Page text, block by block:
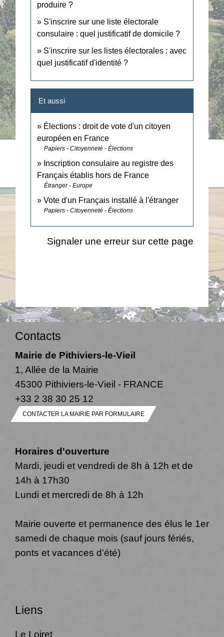
produire ?
S'inscrire sur une liste électorale
consulaire : quel justificatif de domicile ?
S'inscrire sur les listes électorales : avec
quel justificatif d'identité ?
Et aussi
Élections : droit de vote d'un citoyen
européen en France
Papiers - Citoyenneté - Élections
Inscription consulaire au registre des
Français établis hors de France
Étranger - Europe
Vote d'un Français installé à l'étranger
Papiers - Citoyenneté - Élections
Signaler une erreur sur cette page
Contacts
Mairie de Pithiviers-le-Vieil
1, Allée de la Mairie
45300 Pithiviers-le-Vieil - FRANCE
+33 2 38 30 25 12
CONTACTER LA MAIRIE PAR FORMULAIRE
Horaires d'ouverture
Mardi, jeudi et vendredi de 8h à 12h et de
14h à 17h30
Lundi et mercredi de 8h à 12h
Mairie ouverte et permanence des élus le 1er
samedi de chaque mois (sauf jours fériés,
ponts et vacances d'été)
Liens
Le Loiret